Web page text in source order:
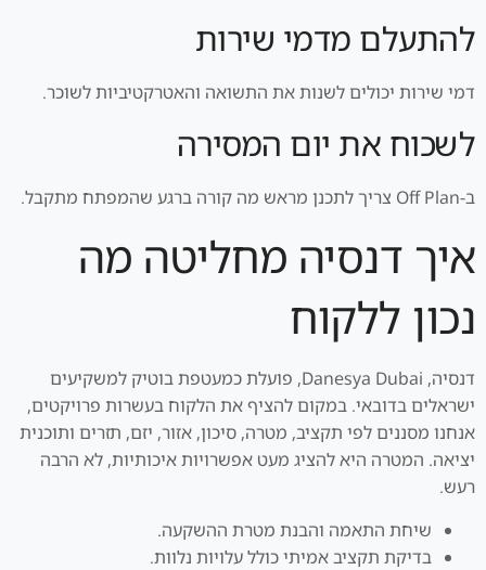
להתעלם מדמי שירות
דמי שירות יכולים לשנות את התשואה והאטרקטיביות לשוכר.
לשכוח את יום המסירה
ב-Off Plan צריך לתכנן מראש מה קורה ברגע שהמפתח מתקבל.
איך דנסיה מחליטה מה
נכון ללקוח
דנסיה, Danesya Dubai, פועלת כמעטפת בוטיק למשקיעים
ישראלים בדובאי. במקום להציף את הלקוח בעשרות פרויקטים,
אנחנו מסננים לפי תקציב, מטרה, סיכון, אזור, יזם, תזרים ותוכנית
יציאה. המטרה היא להציג מעט אפשרויות איכותיות, לא הרבה
רעש.
שיחת התאמה והבנת מטרת ההשקעה.
בדיקת תקציב אמיתי כולל עלויות נלוות.